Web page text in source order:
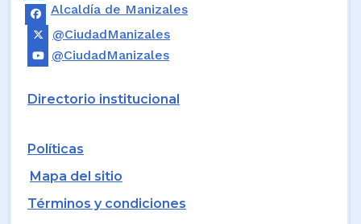
Alcaldía de Manizales
@CiudadManizales
@CiudadManizales
Directorio institucional
Políticas
Mapa del sitio
Términos y condiciones